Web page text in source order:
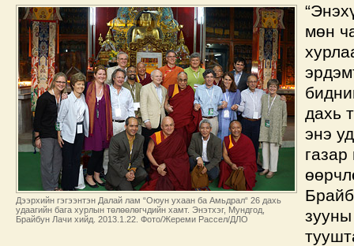
Дээрхийн гэгээнтэн Далай лам “Оюун ухаан ба Амьдрал“ 26 дахь
удаагийн бага хурлын төлөөлөгчдийн хамт. Энэтхэг, Мундгод,
Брайбун Лачи хийд. 2013.1.22. Фото/Жереми Рассел/ДЛО
мөн
дахь
энэ